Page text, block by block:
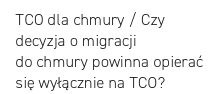
TCO dla chmury / Czy
decyzja o migracji
do chmury powinna opierać
się wyłącznie na TCO?